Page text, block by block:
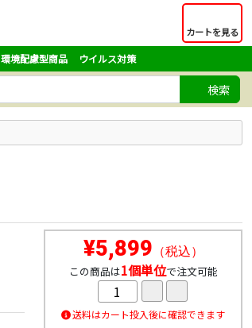
カートを見る
環境配慮型商品 ウイルス対策
検索
¥5,899 （税込）
この商品は1個単位で注文可能
送料はカート投入後に確認できます